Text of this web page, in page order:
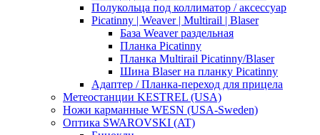
Полукольца под коллиматор / аксессуар
Picatinny | Weaver | Multirail | Blaser
База Weaver раздельная
Планка Picatinny
Планка Multirail Picatinny/Blaser
Шина Blaser на планку Picatinny
Адаптер / Планка-переход для прицела
Метеостанции KESTREL (USA)
Ножи карманные WESN (USA-Sweden)
Оптика SWAROVSKI (AT)